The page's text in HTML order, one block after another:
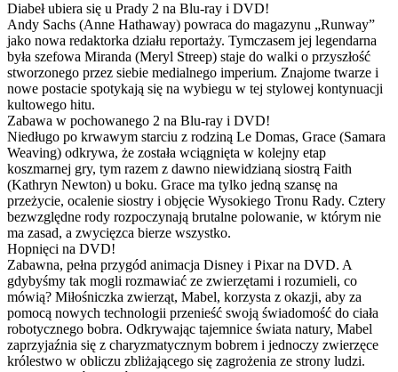
Diabeł ubiera się u Prady 2 na Blu-ray i DVD!
Andy Sachs (Anne Hathaway) powraca do magazynu „Runway”
jako nowa redaktorka działu reportaży. Tymczasem jej legendarna
była szefowa Miranda (Meryl Streep) staje do walki o przyszłość
stworzonego przez siebie medialnego imperium. Znajome twarze i
nowe postacie spotykają się na wybiegu w tej stylowej kontynuacji
kultowego hitu.
Zabawa w pochowanego 2 na Blu-ray i DVD!
Niedługo po krwawym starciu z rodziną Le Domas, Grace (Samara
Weaving) odkrywa, że została wciągnięta w kolejny etap
koszmarnej gry, tym razem z dawno niewidzianą siostrą Faith
(Kathryn Newton) u boku. Grace ma tylko jedną szansę na
przeżycie, ocalenie siostry i objęcie Wysokiego Tronu Rady. Cztery
bezwzględne rody rozpoczynają brutalne polowanie, w którym nie
ma zasad, a zwycięzca bierze wszystko.
Hopnięci na DVD!
Zabawna, pełna przygód animacja Disney i Pixar na DVD. A
gdybyśmy tak mogli rozmawiać ze zwierzętami i rozumieli, co
mówią? Miłośniczka zwierząt, Mabel, korzysta z okazji, aby za
pomocą nowych technologii przenieść swoją świadomość do ciała
robotycznego bobra. Odkrywając tajemnice świata natury, Mabel
zaprzyjaźnia się z charyzmatycznym bobrem i jednoczy zwierzęce
królestwo w obliczu zbliżającego się zagrożenia ze strony ludzi.